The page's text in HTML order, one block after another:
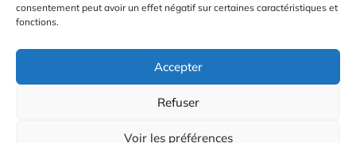
consentement peut avoir un effet négatif sur certaines caractéristiques et
fonctions.
Accepter
Refuser
Voir les préférences
© 2026 Radio Calade